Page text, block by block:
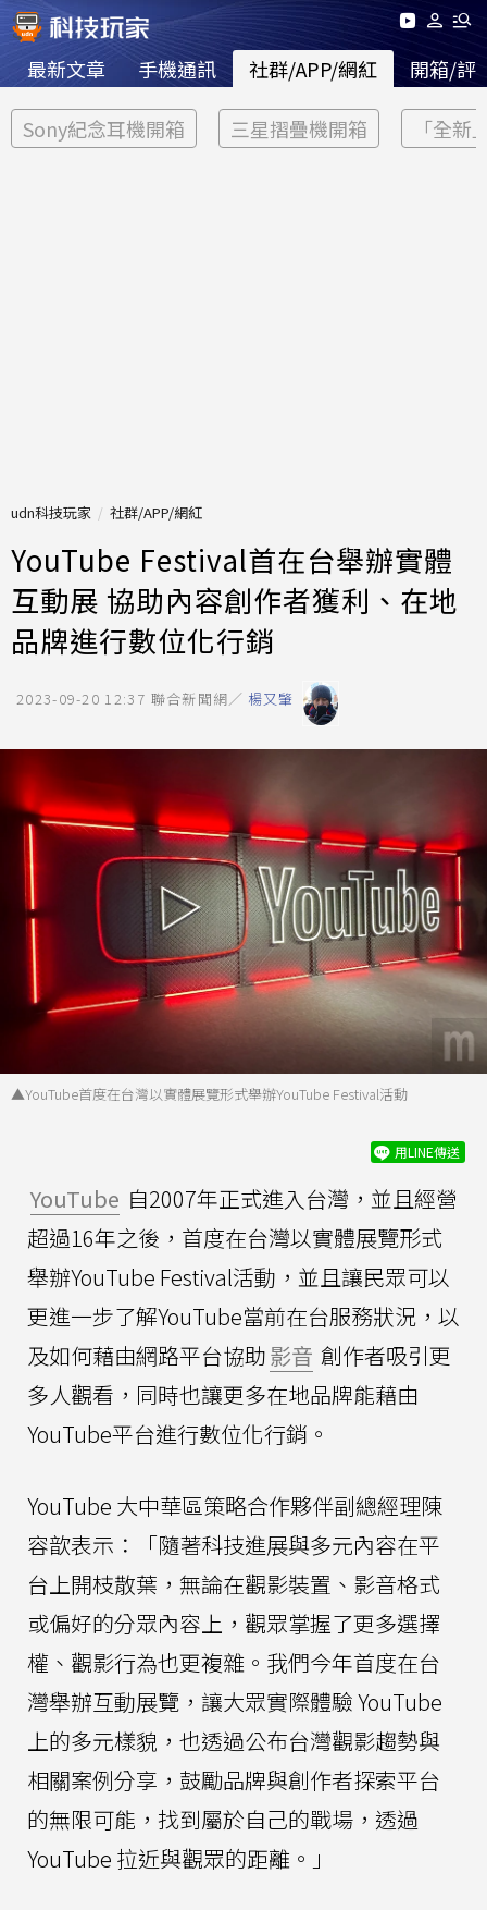
最新文章 手機通訊 社群/APP/網紅 開箱/評
Sony紀念耳機開箱 三星摺疊機開箱 「全新
udn科技玩家 社群/APP/網紅
YouTube Festival首在台舉辦實體
互動展 協助內容創作者獲利、在地
品牌進行數位化行銷
2023-09-20 12:37 聯合新聞網／ 楊又肇
▲YouTube首度在台灣以實體展覽形式舉辦YouTube Festival活動
用LINE傳送
YouTube 自2007年正式進入台灣，並且經營
超過16年之後，首度在台灣以實體展覽形式
舉辦YouTube Festival活動，並且讓民眾可以
更進一步了解YouTube當前在台服務狀況，以
及如何藉由網路平台協助影音 創作者吸引更
多人觀看，同時也讓更多在地品牌能藉由
YouTube平台進行數位化行銷。
YouTube 大中華區策略合作夥伴副總經理陳
容歆表示：「隨著科技進展與多元內容在平
台上開枝散葉，無論在觀影裝置、影音格式
或偏好的分眾內容上，觀眾掌握了更多選擇
權、觀影行為也更複雜。我們今年首度在台
灣舉辦互動展覽，讓大眾實際體驗 YouTube
上的多元樣貌，也透過公布台灣觀影趨勢與
相關案例分享，鼓勵品牌與創作者探索平台
的無限可能，找到屬於自己的戰場，透過
YouTube 拉近與觀眾的距離。」